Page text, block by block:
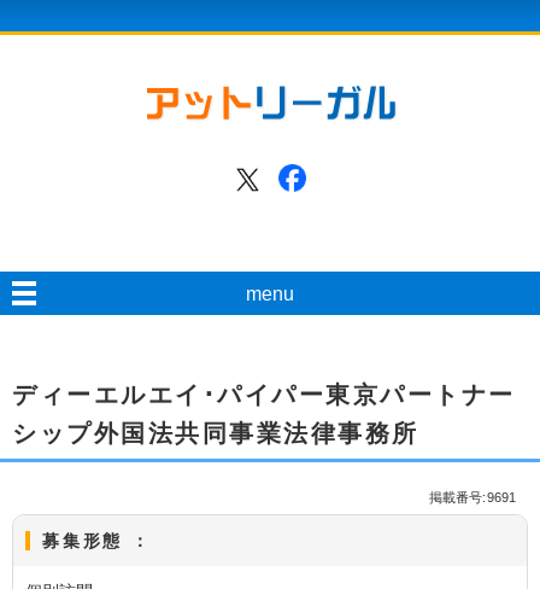
menu
ディーエルエイ･パイパー東京パートナー
シップ外国法共同事業法律事務所
掲載番号:9691
募集形態 ：